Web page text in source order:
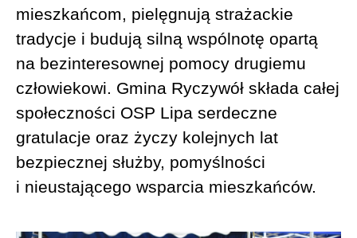
mieszkańcom, pielęgnują strażackie
tradycje i budują silną wspólnotę opartą
na bezinteresownej pomocy drugiemu
człowiekowi. Gmina Ryczywół składa całej
społeczności OSP Lipa serdeczne
gratulacje oraz życzy kolejnych lat
bezpiecznej służby, pomyślności
i nieustającego wsparcia mieszkańców.